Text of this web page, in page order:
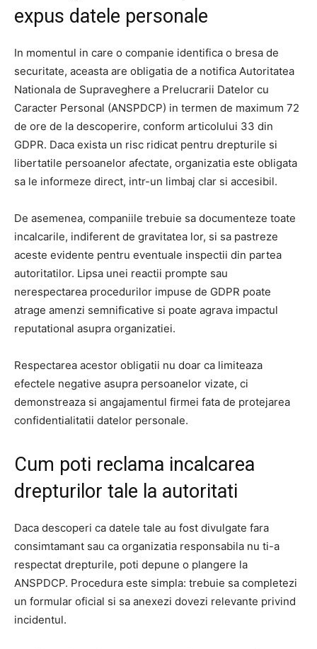
expus datele personale
In momentul in care o companie identifica o bresa de
securitate, aceasta are obligatia de a notifica Autoritatea
Nationala de Supraveghere a Prelucrarii Datelor cu
Caracter Personal (ANSPDCP) in termen de maximum 72
de ore de la descoperire, conform articolului 33 din
GDPR. Daca exista un risc ridicat pentru drepturile si
libertatile persoanelor afectate, organizatia este obligata
sa le informeze direct, intr-un limbaj clar si accesibil.
De asemenea, companiile trebuie sa documenteze toate
incalcarile, indiferent de gravitatea lor, si sa pastreze
aceste evidente pentru eventuale inspectii din partea
autoritatilor. Lipsa unei reactii prompte sau
nerespectarea procedurilor impuse de GDPR poate
atrage amenzi semnificative si poate agrava impactul
reputational asupra organizatiei.
Respectarea acestor obligatii nu doar ca limiteaza
efectele negative asupra persoanelor vizate, ci
demonstreaza si angajamentul firmei fata de protejarea
confidentialitatii datelor personale.
Cum poti reclama incalcarea
drepturilor tale la autoritati
Daca descoperi ca datele tale au fost divulgate fara
consimtamant sau ca organizatia responsabila nu ti-a
respectat drepturile, poti depune o plangere la
ANSPDCP. Procedura este simpla: trebuie sa completezi
un formular oficial si sa anexezi dovezi relevante privind
incidentul.